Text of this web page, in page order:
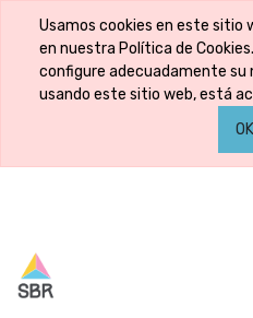
Usamos cookies en este sitio
en nuestra Política de
configure adecuadamente su
usando este sitio web, está
OK